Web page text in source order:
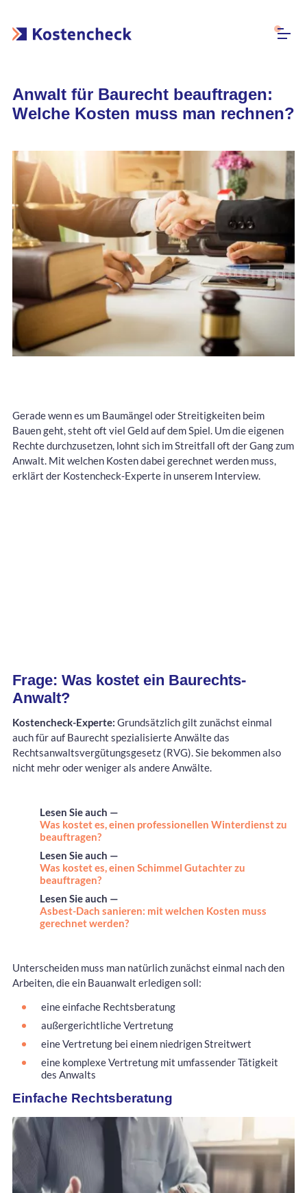
Anwalt für Baurecht beauftragen:
Welche Kosten muss man rechnen?
Gerade wenn es um Baumängel oder Streitigkeiten beim
Bauen geht, steht oft viel Geld auf dem Spiel. Um die eigenen
Rechte durchzusetzen, lohnt sich im Streitfall oft der Gang zum
Anwalt. Mit welchen Kosten dabei gerechnet werden muss,
erklärt der Kostencheck-Experte in unserem Interview.
Frage: Was kostet ein Baurechts-
Anwalt?
Kostencheck-Experte: Grundsätzlich gilt zunächst einmal
auch für auf Baurecht spezialisierte Anwälte das
Rechtsanwaltsvergütungsgesetz (RVG). Sie bekommen also
nicht mehr oder weniger als andere Anwälte.
Lesen Sie auch —
Was kostet es, einen professionellen Winterdienst zu
beauftragen?
Lesen Sie auch —
Was kostet es, einen Schimmel Gutachter zu
beauftragen?
Lesen Sie auch —
Asbest-Dach sanieren: mit welchen Kosten muss
gerechnet werden?
Unterscheiden muss man natürlich zunächst einmal nach den
Arbeiten, die ein Bauanwalt erledigen soll:
eine einfache Rechtsberatung
außergerichtliche Vertretung
eine Vertretung bei einem niedrigen Streitwert
eine komplexe Vertretung mit umfassender Tätigkeit
des Anwalts
Einfache Rechtsberatung